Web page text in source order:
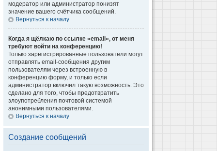
модератор или администратор понизят
значение вашего счётчика сообщений.
Вернуться к началу
Когда я щёлкаю по ссылке «email», от меня
требуют войти на конференцию!
Только зарегистрированные пользователи могут
отправлять email-сообщения другим
пользователям через встроенную в
конференцию форму, и только если
администратор включил такую возможность. Это
сделано для того, чтобы предотвратить
злоупотребления почтовой системой
анонимными пользователями.
Вернуться к началу
Создание сообщений